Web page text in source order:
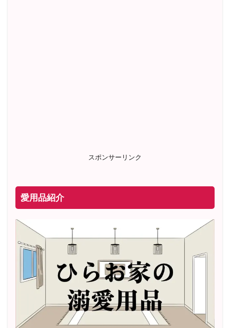
スポンサーリンク
愛用品紹介